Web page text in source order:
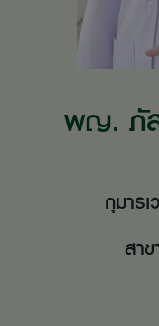
พญ. ภัส
กุมาร
สา